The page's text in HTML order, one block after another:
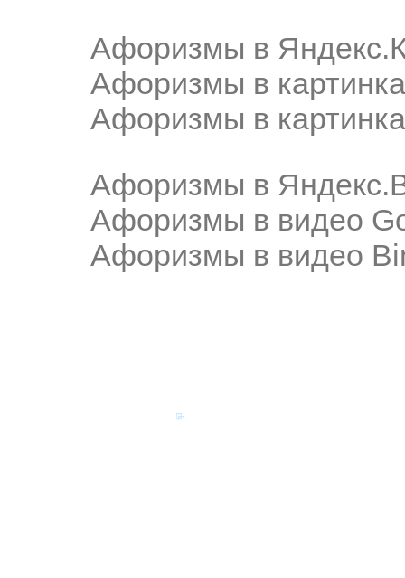
Афоризмы в
Афоризмы в
Афоризмы в
Афоризмы в
Афоризмы в видео
Афоризмы в видео